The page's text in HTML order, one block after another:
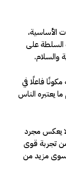
الأساسية،
السلطة على
والسلام.
فاعلًا في
يعتبره الناس
يعكس مجرد
تجربة قوى
سوى مزيد من